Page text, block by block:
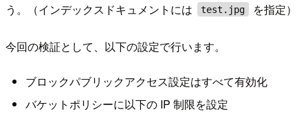
う。（インデックスドキュメントには
test.jpg を指定）
今回の検証として、以下の設定で行います。
ブロックパブリックアクセス設定はすべて有効化
バケットポリシーに以下の IP 制限を設定